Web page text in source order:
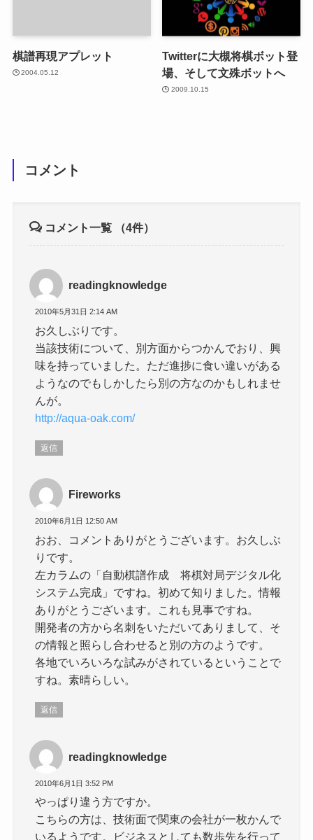
棋譜再現アプレット
2004.05.12
Twitterに大槻将棋ボット登
場、そして文殊ボットへ
2009.10.15
コメント
コメント一覧 （4件）
readingknowledge
2010年5月31日 2:14 AM
お久しぶりです。
当該技術について、別方面からつかんでおり、興
味を持っていました。ただ進捗に食い違いがある
ようなのでもしかしたら別の方なのかもしれませ
んが。
http://aqua-oak.com/
返信
Fireworks
2010年6月1日 12:50 AM
おお、コメントありがとうございます。お久しぶ
りです。
左カラムの「自動棋譜作成 将棋対局デジタル化
システム完成」ですね。初めて知りました。情報
ありがとうございます。これも見事ですね。
開発者の方から名刺をいただいてありまして、そ
の情報と照らし合わせると別の方のようです。
各地でいろいろな試みがされているということで
すね。素晴らしい。
返信
readingknowledge
2010年6月1日 3:52 PM
やっぱり違う方ですか。
こちらの方は、技術面で関東の会社が一枚かんで
いるようです。ビジネスとしても数歩先を行って